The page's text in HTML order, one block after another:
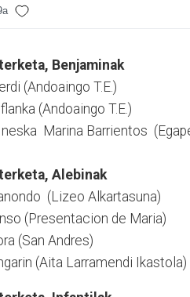
Benjaminak
(Andoaingo T.E.)
(Andoaingo T.E.)
Marina Barrientos
, Alebinak
(Lizeo Alkartasuna)
(Presentacion de Maria)
(San Andres)
(Aita Larramendi Ikastola)